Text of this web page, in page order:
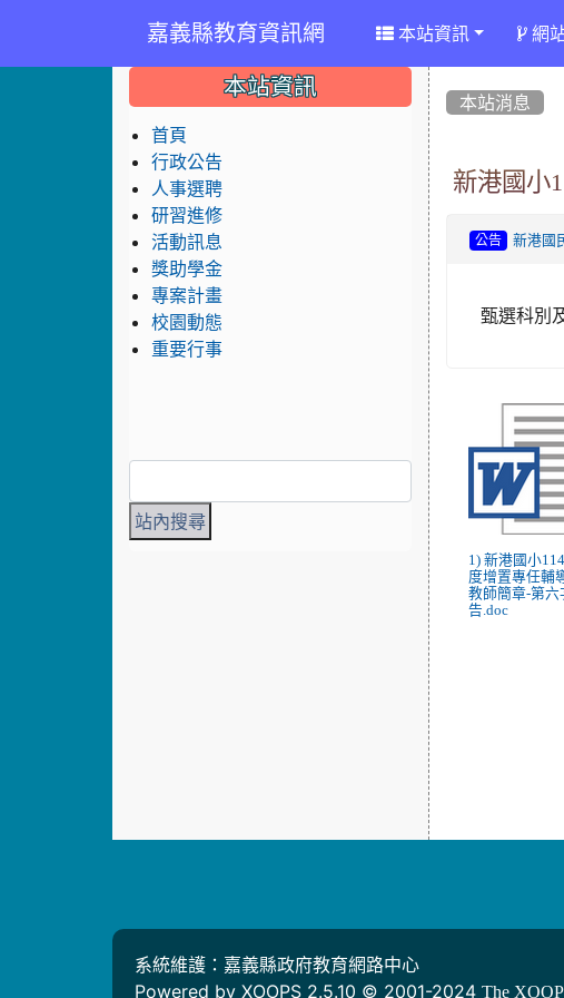
嘉義縣教育資訊網 本站資訊 網
本站消息
新港國小
公告 新港國
甄選科別
1) 新港國小
度增置專任輔
教師簡章-第六
告.doc
::: 本站資訊
首頁
行政公告
人事選聘
研習進修
活動訊息
獎助學金
專案計畫
校園動態
重要行事
系統維護：嘉義縣政府教育網路中心
Powered by XOOPS 2.5.10 © 2001-2024 The